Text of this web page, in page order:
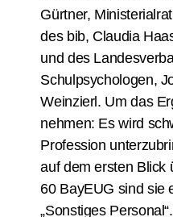
Gürtner,
des bib, Claudia
und des
Schulpsychologen,
Weinzierl. Um das
nehmen: Es wird
Profession
auf dem ersten Blick
60 BayEUG sind sie
„Sonstiges